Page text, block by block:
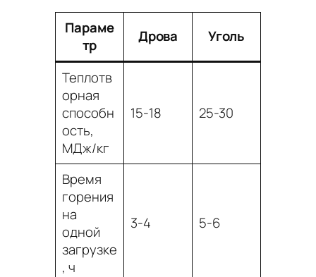
Параме
тр
Дрова Уголь
Теплотв
орная
способн
ость,
МДж/кг
15-18 25-30
Время
горения
на
одной
загрузке
, ч
3-4 5-6